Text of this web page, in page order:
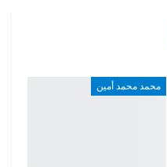
محمد محمد أمين